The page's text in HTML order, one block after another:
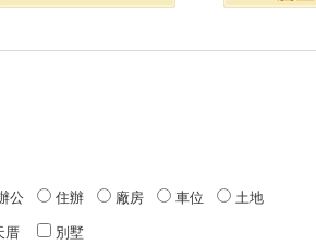
公 住辦 廠房 車位 土地
厝 別墅